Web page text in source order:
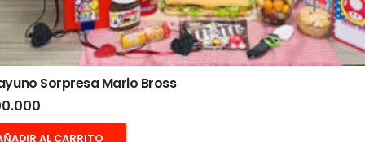
Sorpresa Mario Bross
AL CARRITO